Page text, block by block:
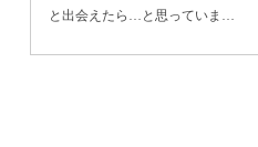
と出会えたら…と思っていま…